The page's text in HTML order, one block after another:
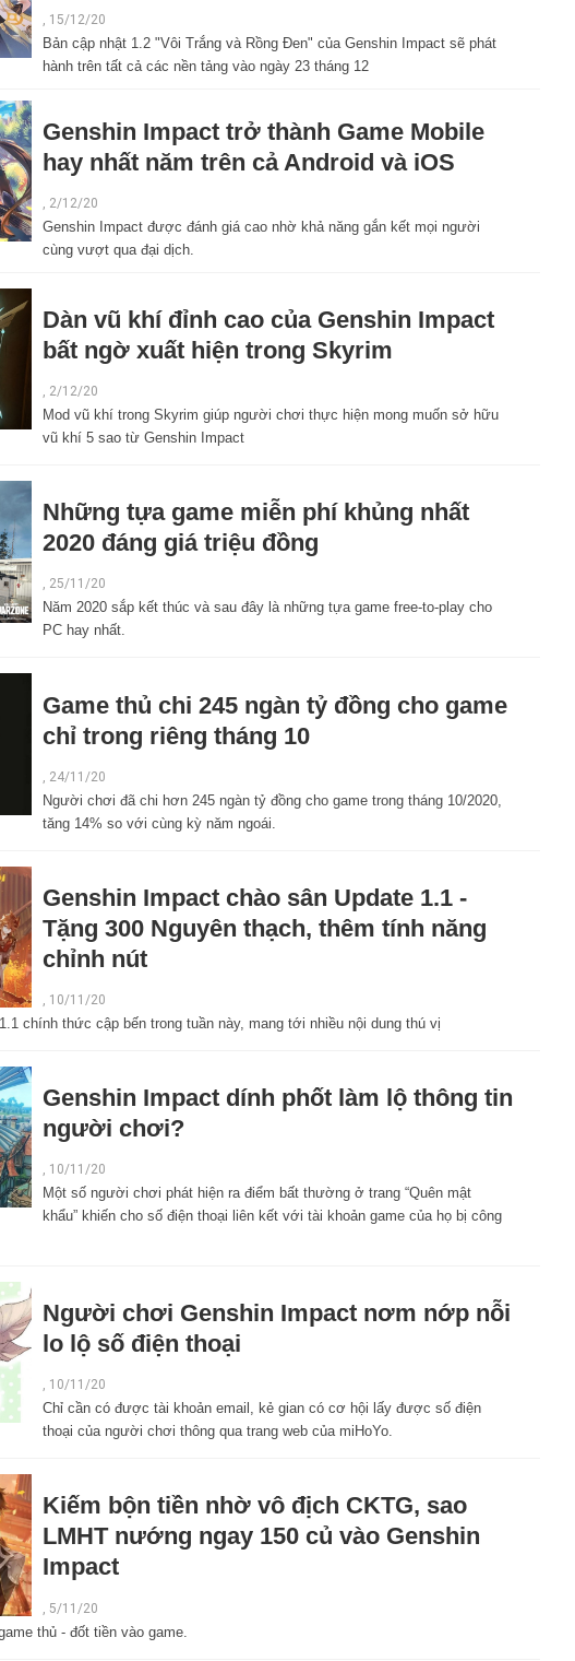
, 15/12/20
Bản cập nhật 1.2 "Vôi Trắng và Rồng Đen" của Genshin Impact sẽ phát
hành trên tất cả các nền tảng vào ngày 23 tháng 12
Genshin Impact trở thành Game Mobile
hay nhất năm trên cả Android và iOS
, 2/12/20
Genshin Impact được đánh giá cao nhờ khả năng gắn kết mọi người
cùng vượt qua đại dịch.
Dàn vũ khí đỉnh cao của Genshin Impact
bất ngờ xuất hiện trong Skyrim
, 2/12/20
Mod vũ khí trong Skyrim giúp người chơi thực hiện mong muốn sở hữu
vũ khí 5 sao từ Genshin Impact
Những tựa game miễn phí khủng nhất
2020 đáng giá triệu đồng
, 25/11/20
Năm 2020 sắp kết thúc và sau đây là những tựa game free-to-play cho
PC hay nhất.
Game thủ chi 245 ngàn tỷ đồng cho game
chỉ trong riêng tháng 10
24/11/20
Người chơi đã chi hơn 245 ngàn tỷ đồng cho game trong tháng 10/2020,
tăng 14% so với cùng kỳ năm ngoái.
Genshin Impact chào sân Update 1.1 -
Tặng 300 Nguyên thạch, thêm tính năng
chỉnh nút
, 10/11/20
chính thức cập bến trong tuần này, mang tới nhiều nội dung thú vị
Genshin Impact dính phốt làm lộ thông tin
người chơi?
, 10/11/20
Một số người chơi phát hiện ra điểm bất thường ở trang “Quên mật
khẩu” khiến cho số điện thoại liên kết với tài khoản game của họ bị công
Người chơi Genshin Impact nơm nớp nỗi
lo lộ số điện thoại
, 10/11/20
Chỉ cần có được tài khoản email, kẻ gian có cơ hội lấy được số điện
thoại của người chơi thông qua trang web của miHoYo.
Kiếm bộn tiền nhờ vô địch CKTG, sao
LMHT nướng ngay 150 củ vào Genshin
Impact
5/11/20
thủ - đốt tiền vào game.